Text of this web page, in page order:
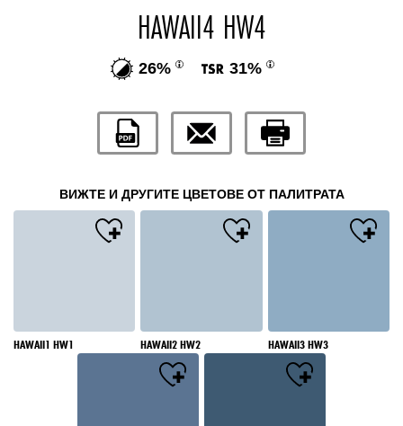
HAWAII4 HW4
26% 31%
ВИЖТЕ И ДРУГИТЕ ЦВЕТОВЕ ОТ ПАЛИТРАТА
HAWAII1 HW1 HAWAII2 HW2 HAWAII3 HW3